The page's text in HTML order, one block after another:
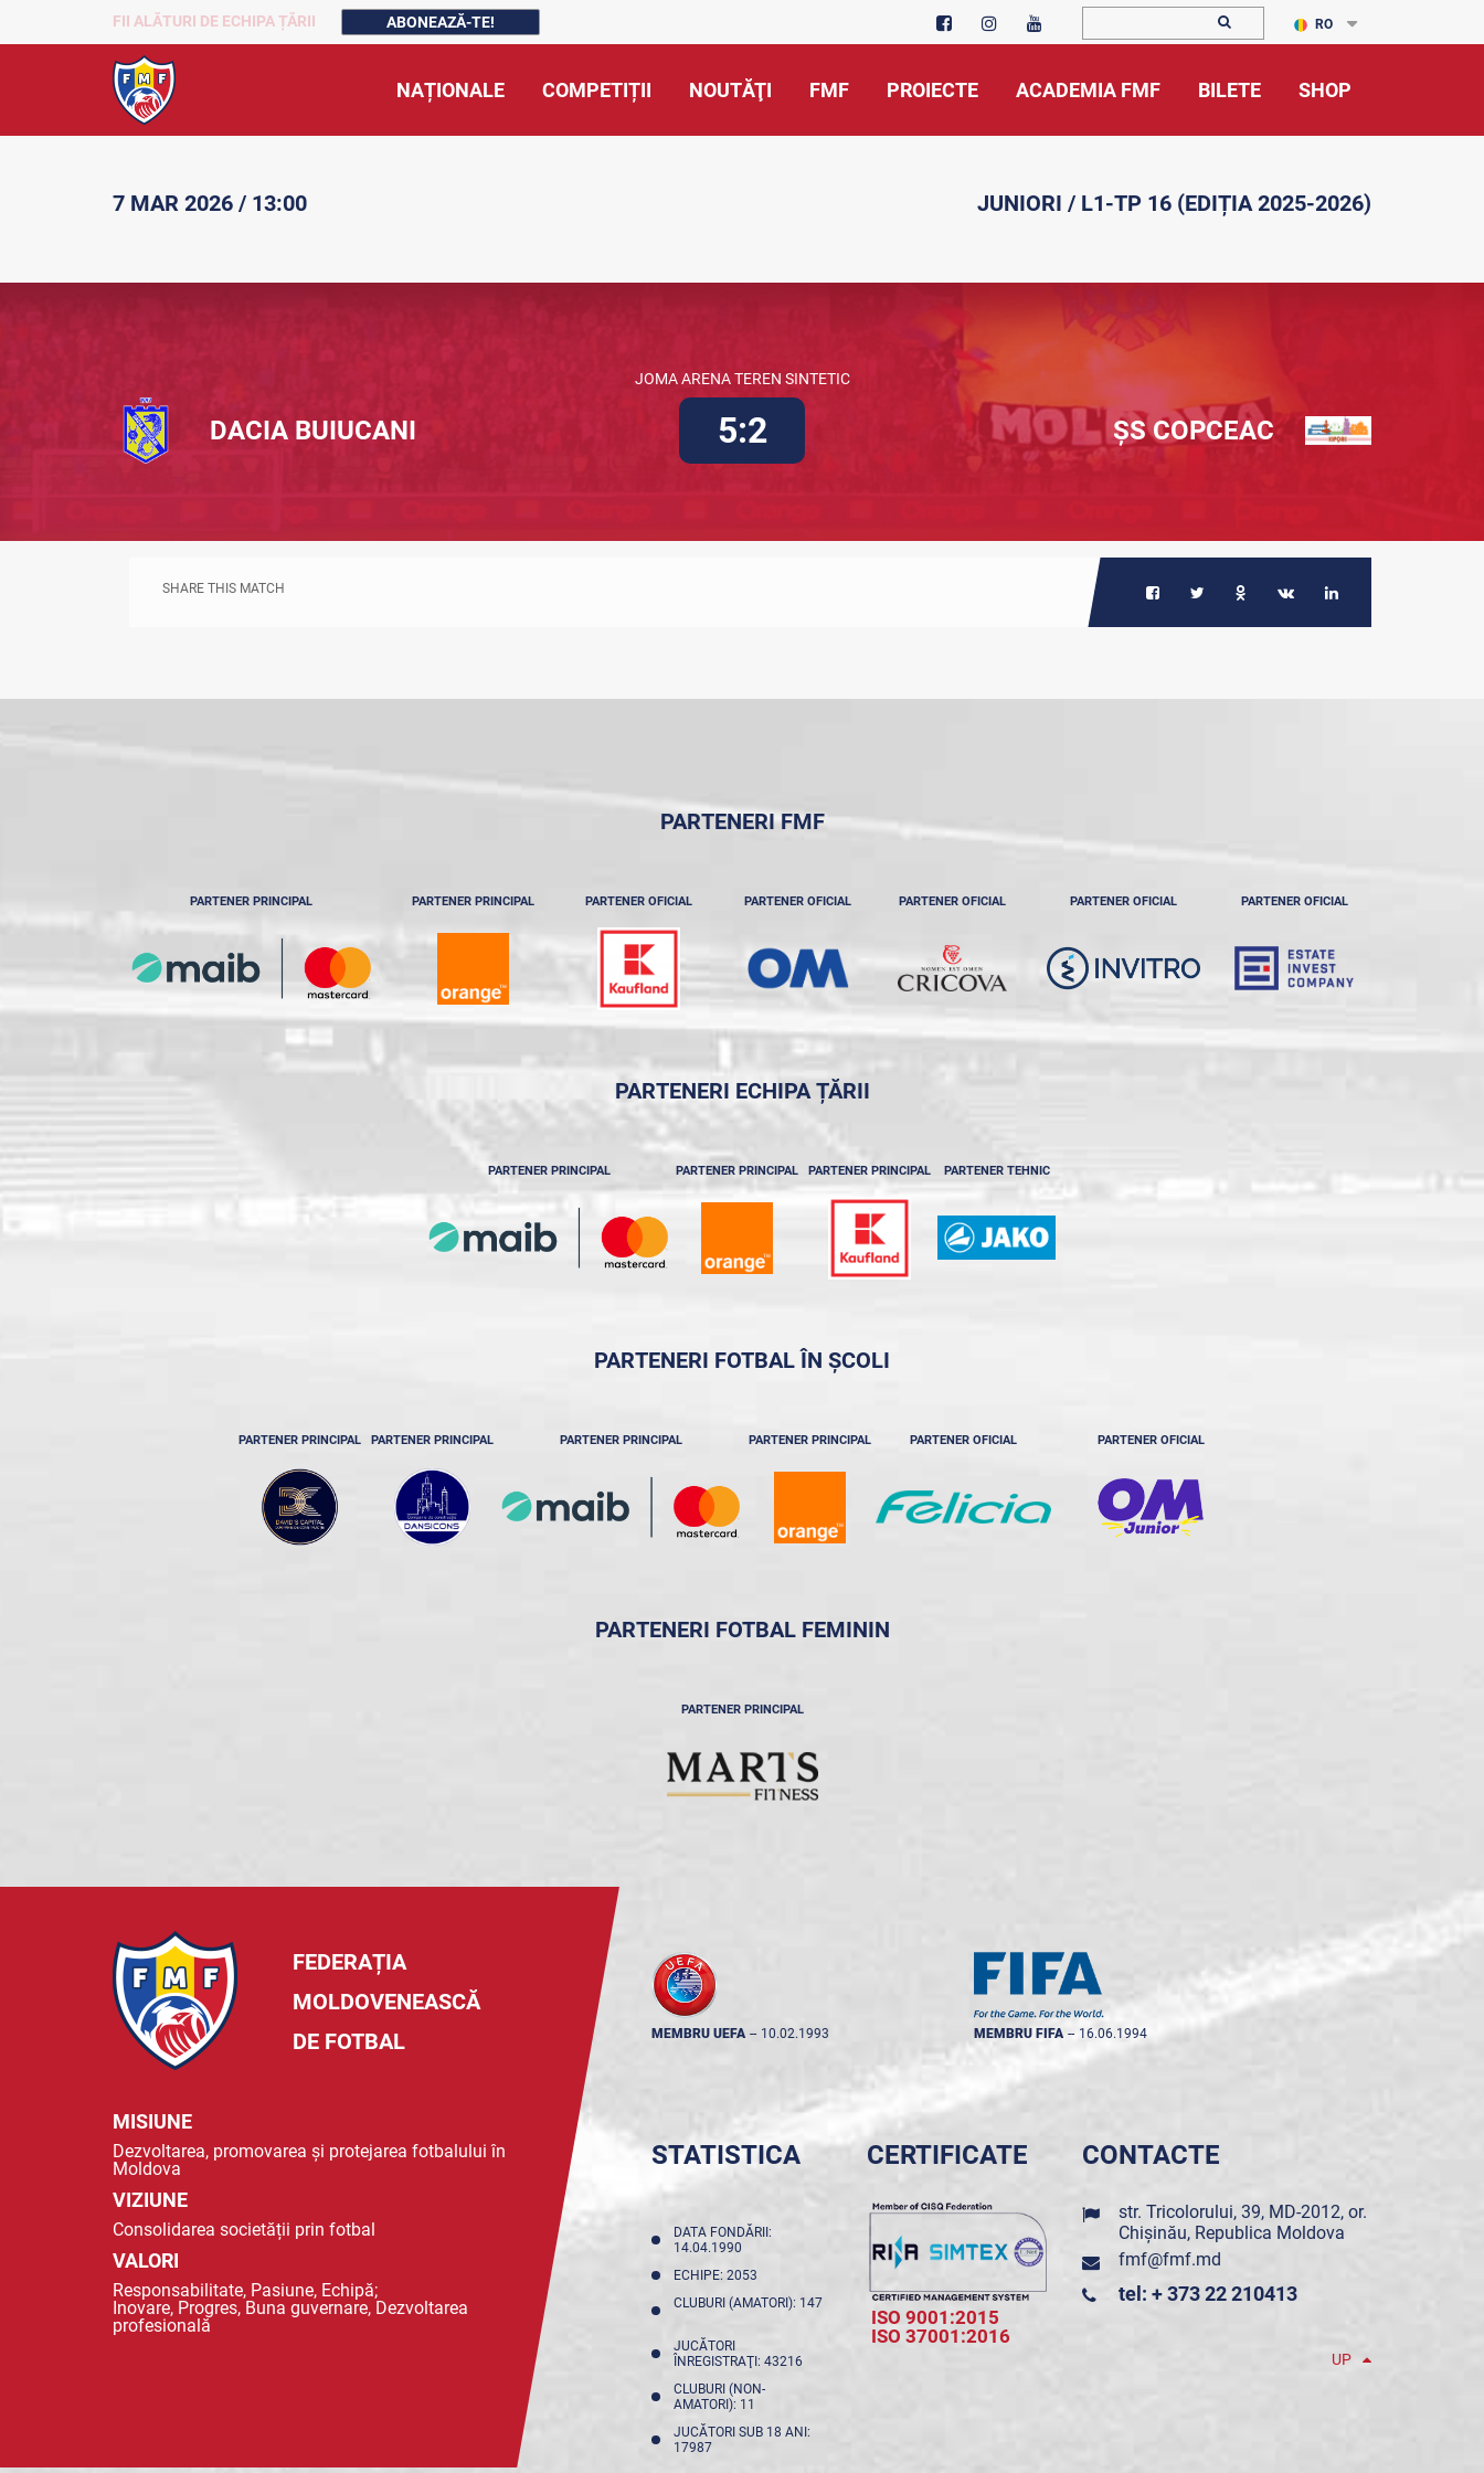
FII ALĂTURI DE ECHIPA ȚĂRII ABONEAZĂ-TE! RO
NAȚIONALE COMPETIȚII NOUTĂŢI FMF PROIECTE ACADEMIA FMF BILETE SHOP
7 MAR 2026 / 13:00 JUNIORI / L1-TP 16 (EDIȚIA 2025-2026)
JOMA ARENA TEREN SINTETIC
DACIA BUIUCANI 5:2 ȘS COPCEAC
SHARE THIS MATCH
PARTENERI FMF
PARTENER PRINCIPAL PARTENER PRINCIPAL PARTENER OFICIAL PARTENER OFICIAL PARTENER OFICIAL PARTENER OFICIAL PARTENER OFICIAL
PARTENERI ECHIPA ȚĂRII
PARTENER PRINCIPAL PARTENER PRINCIPAL PARTENER PRINCIPAL PARTENER TEHNIC
PARTENERI FOTBAL ÎN ȘCOLI
PARTENER PRINCIPAL PARTENER PRINCIPAL PARTENER PRINCIPAL PARTENER PRINCIPAL PARTENER OFICIAL PARTENER OFICIAL
PARTENERI FOTBAL FEMININ
PARTENER PRINCIPAL
FEDERAȚIA
MOLDOVENEASCĂ
DE FOTBAL
MISIUNE
Dezvoltarea, promovarea și protejarea fotbalului în
Moldova
VIZIUNE
Consolidarea societății prin fotbal
VALORI
Responsabilitate, Pasiune, Echipă;
Inovare, Progres, Buna guvernare, Dezvoltarea
profesională
MEMBRU UEFA -- 10.02.1993 MEMBRU FIFA -- 16.06.1994
STATISTICA
DATA FONDĂRII:
14.04.1990
ECHIPE: 2053
CLUBURI (AMATORI): 147
JUCĂTORI
ÎNREGISTRAŢI: 43216
CLUBURI (NON-
AMATORI): 11
JUCĂTORI SUB 18 ANI:
17987
CERTIFICATE
ISO 9001:2015
ISO 37001:2016
CONTACTE
str. Tricolorului, 39, MD-2012, or.
Chișinău, Republica Moldova
fmf@fmf.md
tel: + 373 22 210413
UP